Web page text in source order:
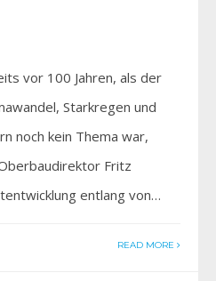
vor 100 Jahren, als der
Starkregen und
noch kein Thema war,
Fritz
entlang von…
READ MORE